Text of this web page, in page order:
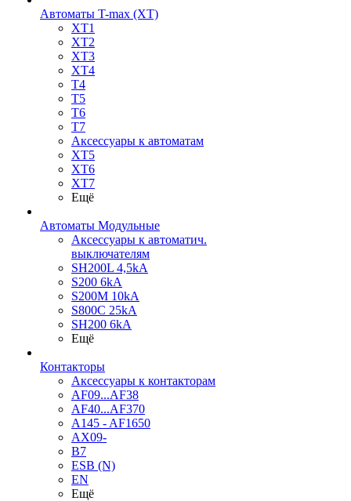
Автоматы T-max (XT)
XT1
XT2
XT3
XT4
T4
T5
T6
T7
Аксессуары к автоматам
XT5
XT6
XT7
Ещё
Автоматы Модульные
Аксессуары к автоматич.
выключателям
SH200L 4,5kA
S200 6kA
S200M 10kA
S800C 25kA
SH200 6kA
Ещё
Контакторы
Аксессуары к контакторам
AF09...AF38
AF40...AF370
A145 - AF1650
AX09-
B7
ESB (N)
EN
Ещё